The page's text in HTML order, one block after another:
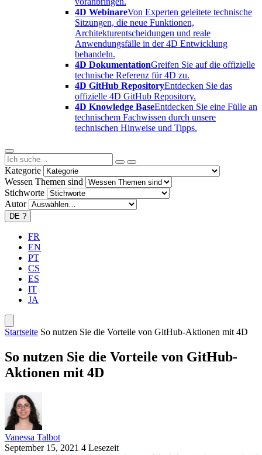
4D WebinareVon Experten geleitete technische
Sitzungen, die neue Funktionen,
Architekturentscheidungen und reale
Anwendungsfälle in der 4D Entwicklung
behandeln.
4D DokumentationGreifen Sie auf die offizielle
technische Referenz für 4D zu.
4D GitHub RepositoryEntdecken Sie das
offizielle 4D GitHub Repository.
4D Knowledge BaseEntdecken Sie eine Fülle an
technischem Fachwissen durch unsere
technischen Hinweise und Tipps.
Kategorie
Wessen Themen sind
Stichworte
Autor
DE ?
FR
EN
PT
CS
ES
IT
JA
Startseite So nutzen Sie die Vorteile von GitHub-Aktionen mit 4D
So nutzen Sie die Vorteile von GitHub-
Aktionen mit 4D
Vanessa Talbot
September 15, 2021 4 Lesezeit